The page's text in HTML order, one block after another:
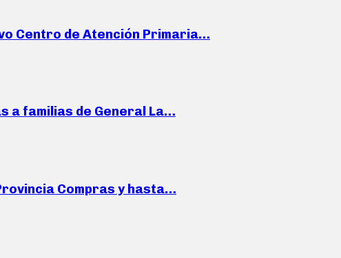
Centro de Atención Primaria…
a familias de General La…
Compras y hasta…